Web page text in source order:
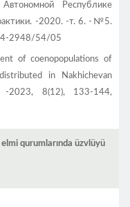
Автономной Республике
-2020. -т. 6. -№5.
2948/54/05
of coenopopulations of
in Nakhichevan
-2023, 8(12), 133-144,
qurumlarında üzvlüyü